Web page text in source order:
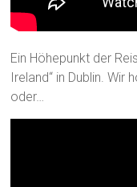
Ein Höhepunkt der
Ireland“ in Dublin.
oder…